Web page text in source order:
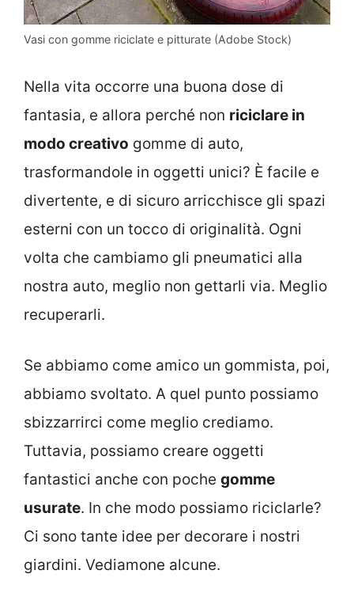
Vasi con gomme riciclate e pitturate (Adobe Stock)
Nella vita occorre una buona dose di
fantasia, e allora perché non riciclare in
modo creativo gomme di auto,
trasformandole in oggetti unici? È facile e
divertente, e di sicuro arricchisce gli spazi
esterni con un tocco di originalità. Ogni
volta che cambiamo gli pneumatici alla
nostra auto, meglio non gettarli via. Meglio
recuperarli.
Se abbiamo come amico un gommista, poi,
abbiamo svoltato. A quel punto possiamo
sbizzarrirci come meglio crediamo.
Tuttavia, possiamo creare oggetti
fantastici anche con poche gomme
usurate. In che modo possiamo riciclarle?
Ci sono tante idee per decorare i nostri
giardini. Vediamone alcune.